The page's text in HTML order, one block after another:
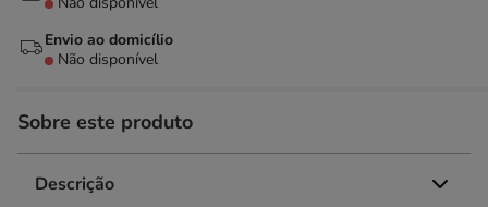
Envio ao domicílio
Não disponível
Sobre este produto
Descrição